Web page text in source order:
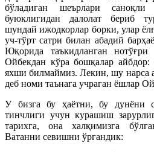
бўладиган шеърлари
буюклигидан далолат бериб
шундай ижодкорлар борки, улар
уч-тўрт сатри билан абадий
Юқорида таъкидланган
Ойбекдан кўра бошқалар
яхши билмаймиз. Лекин, шу нарса
деб номи таънага учраган ёшлар
У бизга бу ҳаётни, бу дунёни
тинчлиги учун курашиш
тарихга, она халқимизга
Ватанни севишни ўргандик: